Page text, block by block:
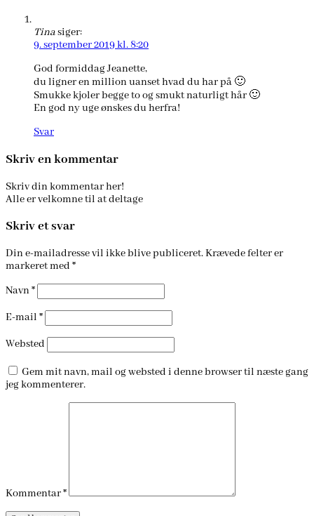
Tinasiger:
9. september 2019 kl. 8:20
God formiddag Jeanette,
du ligner en million uanset hvad du har på 🙂
Smukke kjoler begge to og smukt naturligt hår 🙂
En god ny uge ønskes du herfra!
Svar
Skriv en kommentar
Skriv din kommentar her!
Alle er velkomne til at deltage
Skriv et svar
Din e-mailadresse vil ikke blive publiceret.Krævede felter er
markeret med *
Navn*
E-mail *
Websted
Gem mit navn, mail og websted i denne browser til næste gang
jeg kommenterer.
Kommentar*